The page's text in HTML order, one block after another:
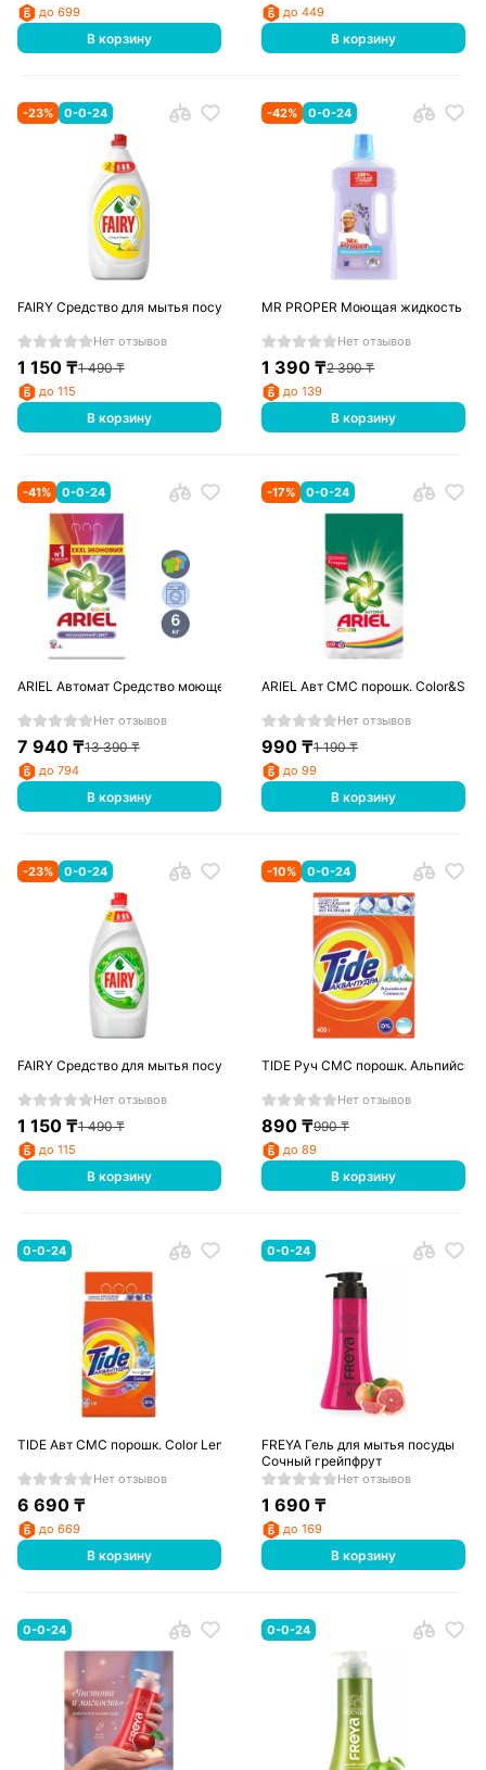
до 699
В корзину
до 449
В корзину
-23% 0-0-24
FAIRY Средство для мытья посуды Сочный лимон 450мл
Нет отзывов
1 150₸1 490₸
до 115
В корзину
-42% 0-0-24
MR PROPER Моющая жидкость
Нет отзывов
1 390 ₸2 390₸
до 139
В корзину
-41% 0-0-24
ARIEL Автомат Средство моющее синтетическое порошкообразное Для
Нет отзывов
7 940₸13 390₸
до 794
В корзину
-17% 0-0-24
ARIEL Авт СМС порошк.
Нет отзывов
990 ₸1 190₸
до 99
В корзину
-23% 0-0-24
FAIRY Средство для мытья посуды Зеленое яблоко 450мл
Нет отзывов
1 150₸1 490₸
до 115
В корзину
-10% 0-0-24
TIDE Руч СМС порошк.
Нет отзывов
890 ₸990₸
до 89
В корзину
0-0-24
TIDE Авт СМС порошк. Color Lenor Scent 3кг
Нет отзывов
6 690₸
до 669
В корзину
0-0-24
FREYA Гель для мытья посуды
Сочный грейпфрут
Нет отзывов
1 690 ₸
до 169
В корзину
0-0-24 0-0-24